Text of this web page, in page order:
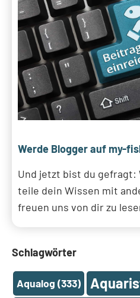
Werde Blogger auf my-
Und jetzt bist du gefragt:
teile dein Wissen mit
freuen uns von dir zu
Schlagwörter
Aqualog (333)